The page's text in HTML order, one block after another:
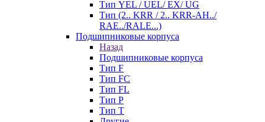
Тип YEL / UEL/ EX/ UG
Тип (2.. KRR / 2.. KRR-AH../
RAE../RALE...)
Подшипниковые корпуса
Назад
Подшипниковые корпуса
Тип F
Тип FC
Тип FL
Тип P
Тип T